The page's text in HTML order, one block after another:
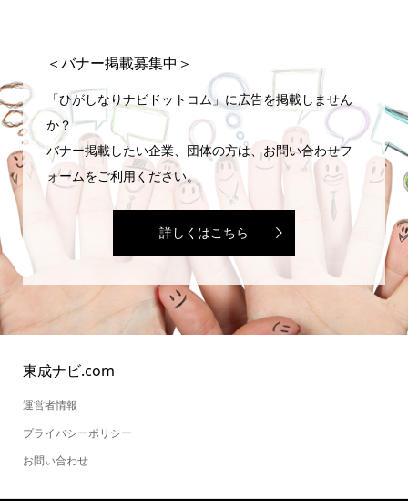
＜バナー掲載募集中＞
「ひがしなりナビドットコム」に広告を掲載しません
か？
バナー掲載したい企業、団体の方は、お問い合わせフ
ォームをご利用ください。
詳しくはこちら
東成ナビ.com
運営者情報
プライバシーポリシー
お問い合わせ